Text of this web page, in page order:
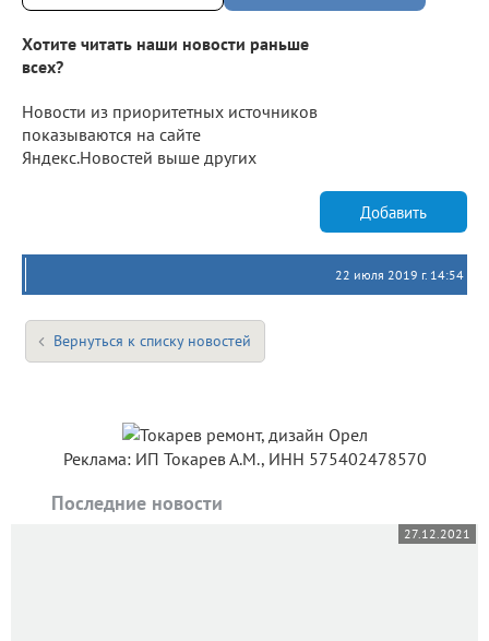
Хотите читать наши новости раньше
всех?
Новости из приоритетных источников
показываются на сайте
Яндекс.Новостей выше других
Добавить
22 июля 2019 г. 14:54
Вернуться к списку новостей
Реклама: ИП Токарев А.М., ИНН 575402478570
Последние новости
27.12.2021